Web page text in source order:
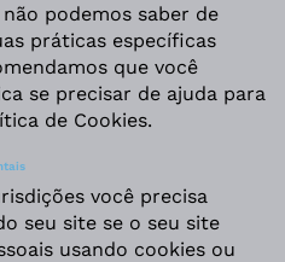
podemos saber de
práticas específicas
que você
se precisar de ajuda para
de Cookies.
você precisa
seu site se o seu site
usando cookies ou